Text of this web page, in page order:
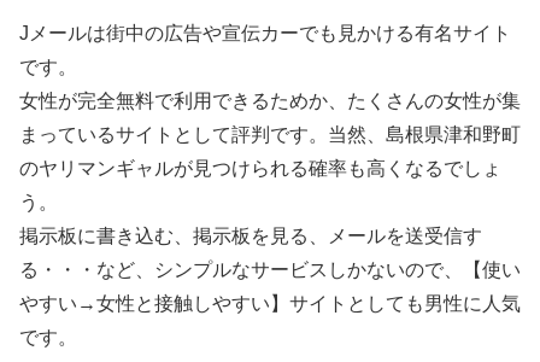
Jメールは街中の広告や宣伝カーでも見かける有名サイト
です。
女性が完全無料で利用できるためか、たくさんの女性が集
まっているサイトとして評判です。当然、島根県津和野町
のヤリマンギャルが見つけられる確率も高くなるでしょ
う。
掲示板に書き込む、掲示板を見る、メールを送受信す
る・・・など、シンプルなサービスしかないので、【使い
やすい→女性と接触しやすい】サイトとしても男性に人気
です。